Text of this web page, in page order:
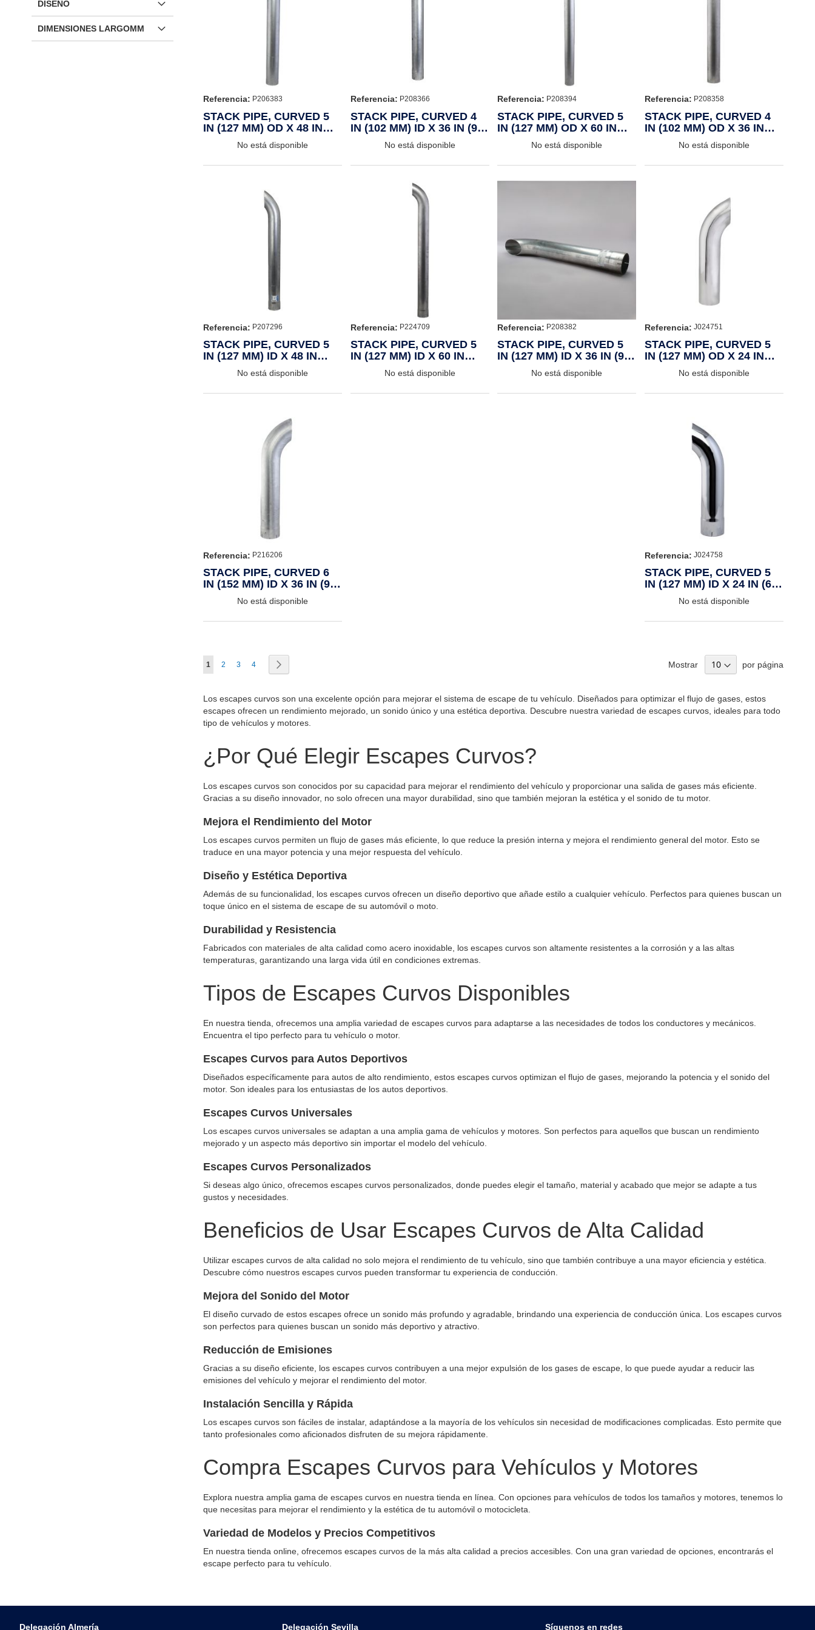
Referencia: P206383
STACK PIPE, CURVED 5
IN (127 MM) OD X 48 IN
(1219 MM)No está disponible
Referencia: P208366
STACK PIPE, CURVED 4
IN (102 MM) ID X 36 IN (914
No está disponible
Referencia: P208394
STACK PIPE, CURVED 5
IN (127 MM) OD X 60 IN
(1524 MM)No está disponible
Referencia: P208358
STACK PIPE, CURVED 4
IN (102 MM) OD X 36 IN
(914 MM)No está disponible
Referencia: P207296
STACK PIPE, CURVED 5
IN (127 MM) ID X 48 IN
(1219 MM)No está disponible
Referencia: P224709
STACK PIPE, CURVED 5
IN (127 MM) ID X 60 IN
(1524 MM)No está disponible
Referencia: P208382
STACK PIPE, CURVED 5
IN (127 MM) ID X 36 IN (914
No está disponible
Referencia: J024751
STACK PIPE, CURVED 5
IN (127 MM) OD X 24 IN
(610 MM) CHROME
No está disponible
Referencia: P216206
STACK PIPE, CURVED 6
IN (152 MM) ID X 36 IN (914
No está disponible
Referencia: J024758
STACK PIPE, CURVED 5
IN (127 MM) ID X 24 IN (610
MM) CHROME
No está disponible
Página
Actualmente estás leyendo página
1 Página
2 Página
3 Página
4 Mostrar por página
Los escapes curvos son una excelente opción para mejorar el sistema de escape de tu vehículo. Diseñados para optimizar el flujo de gases, estos
escapes ofrecen un rendimiento mejorado, un sonido único y una estética deportiva. Descubre nuestra variedad de escapes curvos, ideales para todo
tipo de vehículos y motores.
¿Por Qué Elegir Escapes Curvos?
Los escapes curvos son conocidos por su capacidad para mejorar el rendimiento del vehículo y proporcionar una salida de gases más eficiente.
Gracias a su diseño innovador, no solo ofrecen una mayor durabilidad, sino que también mejoran la estética y el sonido de tu motor.
Mejora el Rendimiento del Motor
Los escapes curvos permiten un flujo de gases más eficiente, lo que reduce la presión interna y mejora el rendimiento general del motor. Esto se
traduce en una mayor potencia y una mejor respuesta del vehículo.
Diseño y Estética Deportiva
Además de su funcionalidad, los escapes curvos ofrecen un diseño deportivo que añade estilo a cualquier vehículo. Perfectos para quienes buscan un
toque único en el sistema de escape de su automóvil o moto.
Durabilidad y Resistencia
Fabricados con materiales de alta calidad como acero inoxidable, los escapes curvos son altamente resistentes a la corrosión y a las altas
temperaturas, garantizando una larga vida útil en condiciones extremas.
Tipos de Escapes Curvos Disponibles
En nuestra tienda, ofrecemos una amplia variedad de escapes curvos para adaptarse a las necesidades de todos los conductores y mecánicos.
Encuentra el tipo perfecto para tu vehículo o motor.
Escapes Curvos para Autos Deportivos
Diseñados específicamente para autos de alto rendimiento, estos escapes curvos optimizan el flujo de gases, mejorando la potencia y el sonido del
motor. Son ideales para los entusiastas de los autos deportivos.
Escapes Curvos Universales
Los escapes curvos universales se adaptan a una amplia gama de vehículos y motores. Son perfectos para aquellos que buscan un rendimiento
mejorado y un aspecto más deportivo sin importar el modelo del vehículo.
Escapes Curvos Personalizados
Si deseas algo único, ofrecemos escapes curvos personalizados, donde puedes elegir el tamaño, material y acabado que mejor se adapte a tus
gustos y necesidades.
Beneficios de Usar Escapes Curvos de Alta Calidad
Utilizar escapes curvos de alta calidad no solo mejora el rendimiento de tu vehículo, sino que también contribuye a una mayor eficiencia y estética.
Descubre cómo nuestros escapes curvos pueden transformar tu experiencia de conducción.
Mejora del Sonido del Motor
El diseño curvado de estos escapes ofrece un sonido más profundo y agradable, brindando una experiencia de conducción única. Los escapes curvos
son perfectos para quienes buscan un sonido más deportivo y atractivo.
Reducción de Emisiones
Gracias a su diseño eficiente, los escapes curvos contribuyen a una mejor expulsión de los gases de escape, lo que puede ayudar a reducir las
emisiones del vehículo y mejorar el rendimiento del motor.
Instalación Sencilla y Rápida
Los escapes curvos son fáciles de instalar, adaptándose a la mayoría de los vehículos sin necesidad de modificaciones complicadas. Esto permite que
tanto profesionales como aficionados disfruten de su mejora rápidamente.
Compra Escapes Curvos para Vehículos y Motores
Explora nuestra amplia gama de escapes curvos en nuestra tienda en línea. Con opciones para vehículos de todos los tamaños y motores, tenemos lo
que necesitas para mejorar el rendimiento y la estética de tu automóvil o motocicleta.
Variedad de Modelos y Precios Competitivos
En nuestra tienda online, ofrecemos escapes curvos de la más alta calidad a precios accesibles. Con una gran variedad de opciones, encontrarás el
escape perfecto para tu vehículo.
DISEÑO
DIMENSIONES LARGOMM
Delegación Almería Delegación Sevilla Síguenos en redes